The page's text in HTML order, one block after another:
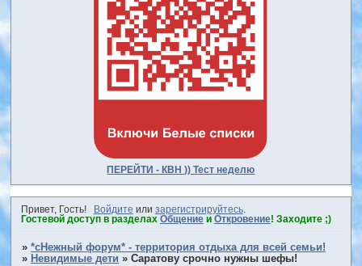
ПЕРЕЙТИ - КВН )) Тест неделю
Привет, Гость! Войдите или зарегистрируйтесь.
Гостевой доступ в разделах Общениеи Откровение! Заходите ;)
»*сНежный форум* - территория отдыха для всей семьи!
» Невидимые дети »Саратову срочно нужны шефы!